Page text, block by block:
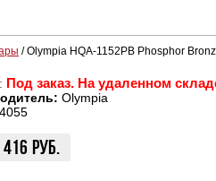
/Olympia HQA-1152PB Phosphor
Под заказ. На удаленном
Olympia
416 руб.